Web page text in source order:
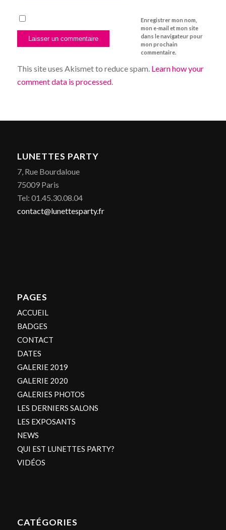
Enregistrer mon nom,
mon e-mail et mon site
dans le navigateur pour
mon prochain
commentaire.
This site uses Akismet to reduce spam. Learn how your
comment data is processed.
LUNETTES PARTY
7, Rue Bourdaloue
75009 Paris
Tel: 01.45.30.08.04
contact@lunettesparty.fr
PAGES
ACCUEIL
BADGES
CONTACT
DATES
GALERIE 2019
GALERIE 2020
GALERIES PHOTOS
LES DERNIERS SALONS
LES EXPOSANTS
NEWS
QUI EST LUNETTES PARTY?
VIDÉOS
CATÉGORIES